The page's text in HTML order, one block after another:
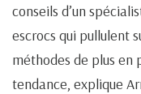
conseils d’un
escrocs qui pullulent
méthodes de plus en
tendance, explique